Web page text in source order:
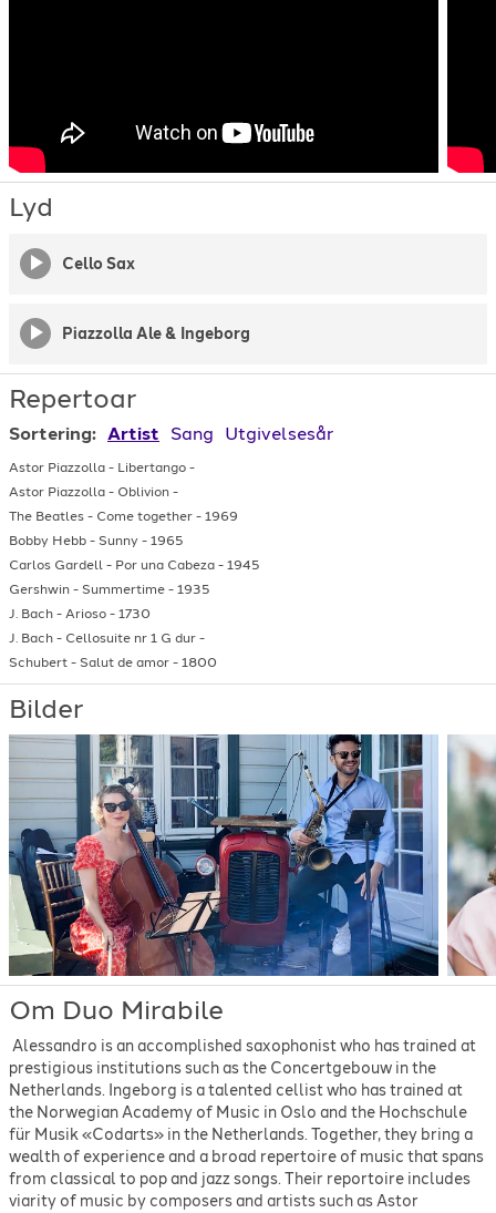
E-POST
support@gigplanet.no
Lyd
Cello Sax
Piazzolla Ale & Ingeborg
Repertoar
Sortering: Artist Sang Utgivelsesår
Astor Piazzolla - Libertango -
Astor Piazzolla - Oblivion -
The Beatles - Come together - 1969
Bobby Hebb - Sunny - 1965
Carlos Gardell - Por una Cabeza - 1945
Gershwin - Summertime - 1935
J. Bach - Arioso - 1730
J. Bach - Cellosuite nr 1 G dur -
Schubert - Salut de amor - 1800
Bilder
Om Duo Mirabile
Alessandro is an accomplished saxophonist who has trained at
prestigious institutions such as the Concertgebouw in the
Netherlands. Ingeborg is a talented cellist who has trained at
the Norwegian Academy of Music in Oslo and the Hochschule
für Musik «Codarts» in the Netherlands. Together, they bring a
wealth of experience and a broad repertoire of music that spans
from classical to pop and jazz songs. Their reportoire includes
viarity of music by composers and artists such as Astor